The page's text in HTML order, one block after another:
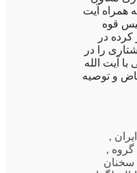
همراه آیت
قوه
در
را در
با آیت الله
و توصیه
ایران ,
گروه ,
سخنان